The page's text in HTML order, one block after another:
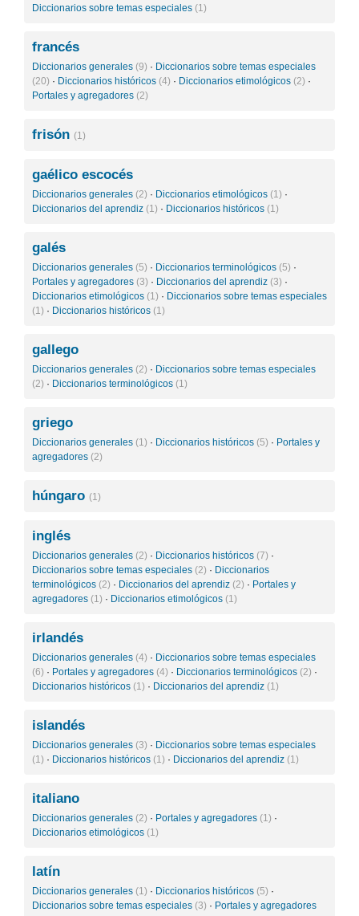
Diccionarios sobre temas especiales (1)
francés
Diccionarios generales (9) · Diccionarios sobre temas especiales
(20) · Diccionarios históricos (4) · Diccionarios etimológicos (2) ·
Portales y agregadores (2)
frisón (1)
gaélico escocés
Diccionarios generales (2) · Diccionarios etimológicos (1) ·
Diccionarios del aprendiz (1) · Diccionarios históricos (1)
galés
Diccionarios generales (5) · Diccionarios terminológicos (5) ·
Portales y agregadores (3) · Diccionarios del aprendiz (3) ·
Diccionarios etimológicos (1) · Diccionarios sobre temas especiales
(1) · Diccionarios históricos (1)
gallego
Diccionarios generales (2) · Diccionarios sobre temas especiales
(2) · Diccionarios terminológicos (1)
griego
Diccionarios generales (1) · Diccionarios históricos (5) · Portales y
agregadores (2)
húngaro (1)
inglés
Diccionarios generales (2) · Diccionarios históricos (7) ·
Diccionarios sobre temas especiales (2) · Diccionarios
terminológicos (2) · Diccionarios del aprendiz (2) · Portales y
agregadores (1) · Diccionarios etimológicos (1)
irlandés
Diccionarios generales (4) · Diccionarios sobre temas especiales
(6) · Portales y agregadores (4) · Diccionarios terminológicos (2) ·
Diccionarios históricos (1) · Diccionarios del aprendiz (1)
islandés
Diccionarios generales (3) · Diccionarios sobre temas especiales
(1) · Diccionarios históricos (1) · Diccionarios del aprendiz (1)
italiano
Diccionarios generales (2) · Portales y agregadores (1) ·
Diccionarios etimológicos (1)
latín
Diccionarios generales (1) · Diccionarios históricos (5) ·
Diccionarios sobre temas especiales (3) · Portales y agregadores